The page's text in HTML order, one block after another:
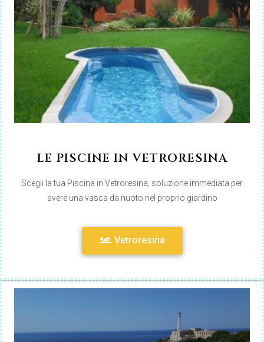
LE PISCINE IN VETRORESINA
Scegli la tua Piscina in Vetroresina, soluzione immediata per
avere una vasca da nuoto nel proprio giardino
Vetroresina